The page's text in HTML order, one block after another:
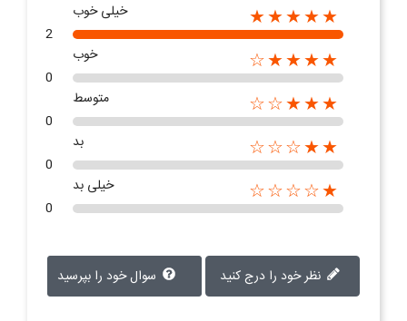
★★★★★
خیلی خوب
2
★★★★☆
خوب
0
★★★☆☆
متوسط
0
★★☆☆☆
بد
0
★☆☆☆☆
خیلی بد
0
سوال خود را بپرسید